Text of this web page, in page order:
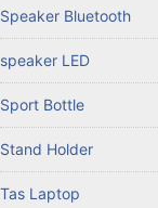
Speaker Bluetooth
speaker LED
Sport Bottle
Stand Holder
Tas Laptop